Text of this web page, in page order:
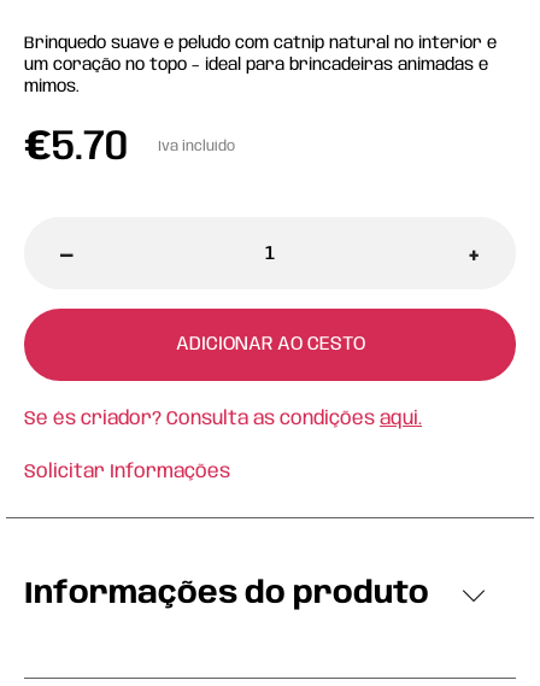
Brinquedo suave e peludo com catnip natural no interior e
um coração no topo – ideal para brincadeiras animadas e
mimos.
€5.70 Iva incluído
- +
ADICIONAR AO CESTO
Se és criador? Consulta as condições aqui.
Solicitar Informações
Informações do produto